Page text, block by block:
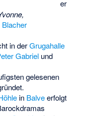
er
Blacher
in derGrugahalle
Gabrielund
gelesenen
in Balveerfolgt